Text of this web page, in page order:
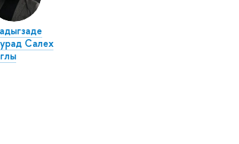
Салех